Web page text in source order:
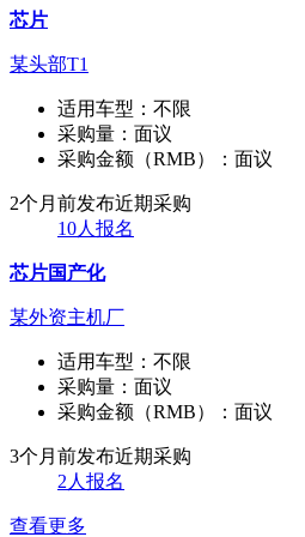
芯片
某头部T1
适用车型： 不限
采购量： 面议
采购金额（RMB）： 面议
2个月前发布近期采购
10人报名
芯片国产化
某外资主机厂
适用车型： 不限
采购量： 面议
采购金额（RMB）： 面议
3个月前发布近期采购
2人报名
查看更多